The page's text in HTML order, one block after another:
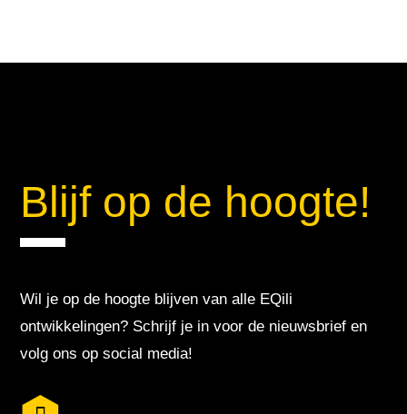
Blijf op de hoogte!
Wil je op de hoogte blijven van alle EQili
ontwikkelingen? Schrijf je in voor de nieuwsbrief en
volg ons op social media!